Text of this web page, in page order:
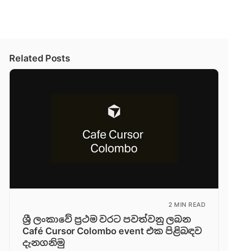
Related Posts
2 MIN READ
ශ්‍රී ලංකාවේ ප්‍රථම වරට පවත්වනු ලබන
Café Cursor Colombo event එක පිළිබඳව
දැනගනිමු